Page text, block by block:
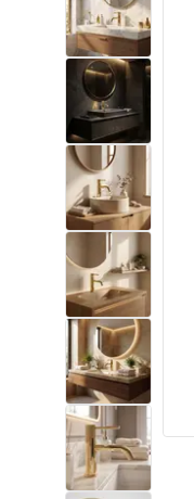
Toiletten
Wannen
Duschen
Küche